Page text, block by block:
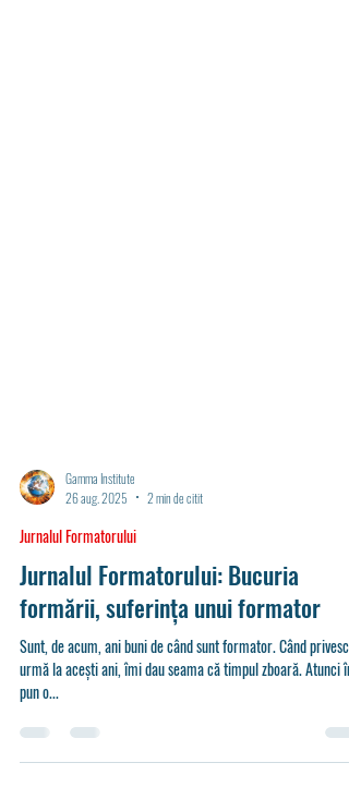
Gamma Institute
26 aug. 2025
Jurnalul Formatorului
Jurnalul Formatorului: Bucuria
formării, suferința unui formator
Sunt, de acum, ani buni de când sunt formator. Când privesc
pun o...